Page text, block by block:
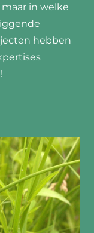
in welke
hebben